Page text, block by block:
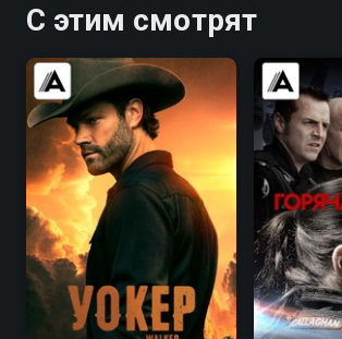
С этим смотрят